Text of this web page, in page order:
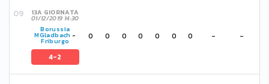
13A GIORNATA
01/12/2019 14:30
Borussia
MGladbach -
Friburgo
4-2
0 0 0 0 0 0 0 - -